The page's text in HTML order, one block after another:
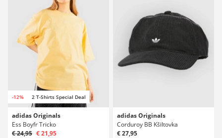
-12% 2 T-Shirts Special Deal
adidas Originals
Ess Boyfr Tricko
€ 24,95 € 21,95
adidas Originals
Corduroy BB Kšiltovka
€ 27,95